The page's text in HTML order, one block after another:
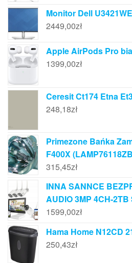
Monitor Dell
2449,00zł
Apple AirPods Pro
1399,00zł
Ceresit Ct174 Etna
248,18zł
Primezone Bańka
F400X
315,45zł
INNA SANNCE
AUDIO 3MP 4CH-
1599,00zł
Hama Home N12CD
250,43zł